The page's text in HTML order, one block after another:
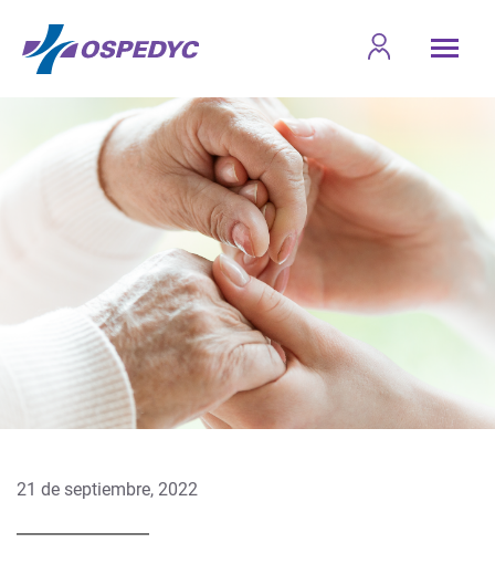
21 de septiembre, 2022